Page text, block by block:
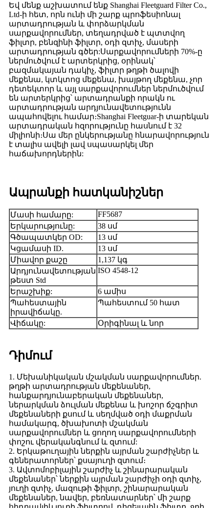
Եվ մենք աշխատում ենք Shanghai Fleetguard Filter Co.,
Ltd-ի հետ, որն ունի մի շարք պրոֆեսիոնալ
արտադրության և փորձարկման
սարքավորումներ, տեղադրված է պտտվող
ֆիլտր, բենզինի ֆիլտր, օդի զտիչ, մասերի
արտադրության գծեր:Սարքավորումների 70%-ը
ներմուծվում է արտերկրից, օրինակ՝
բազմակայան դակիչ, ֆիլտր թղթի ծալովի
մեքենա, կտկտոց մեքենա, խայթող մեքենա, չոր
դետեկտոր և այլ սարքավորումներ ներմուծվում
են արտերկրից՝ արտադրանքի որակն ու
արտադրության արդյունավետությունն
ապահովելու համար։Shanghai Fleetguar-ի տարեկան
արտադրական հզորությունը հասնում է 32
միլիոնի։Սա մեր ընկերությանը հնարավորություն
է տալիս ավելի լավ սպասարկել մեր
հաճախորդներին:
Ապրանքի հատկանիշներ
Մասի համարը:
FF5687
Երկարությունը:
38 սմ
Գծապատկեր OD:
13 սմ
Կցամասի ID.
13 սմ
Միավոր քաշը
1,137 կգ
Արդյունավետության
թեստ Std
ISO 4548-12
Երաշխիք:
6 ամիս
Պահեստային
իրավիճակը.
Պահեստում 50 հատ
Վիճակը: Օրիգինալ և նոր
Դիմում
1. Մեխանիկական մշակման սարքավորումներ.
թղթի արտադրության մեքենաներ,
հանքարդյունաբերական մեքենաներ,
ներարկման ձուլման մեքենա և խոշոր ճշգրիտ
մեքենաների քսում և սեղմված օդի մաքրման
համակարգ, ծխախոտի մշակման
սարքավորումներ և ցողող սարքավորումների
փոշու վերականգնում և զտում:
2. Երկաթուղային ներքին այրման շարժիչներ և
գեներատորներ՝ քսայուղի զտում։
3. Ավտոմոբիլային շարժիչ և շինարարական
մեքենաներ՝ ներքին այրման շարժիչի օդի զտիչ,
յուղի զտիչ, մազութի ֆիլտր, շինարարական
մեքենաներ, նավեր, բեռնատարներ՝ մի շարք